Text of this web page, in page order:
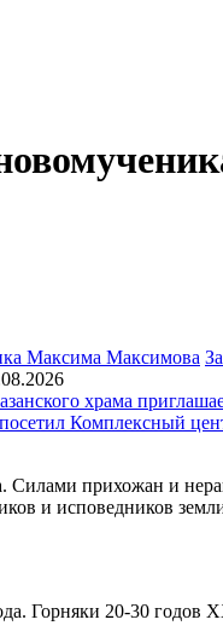
храма
Комплексный
Силами прихожан и
и исповедников
Горняки 20-30 годов